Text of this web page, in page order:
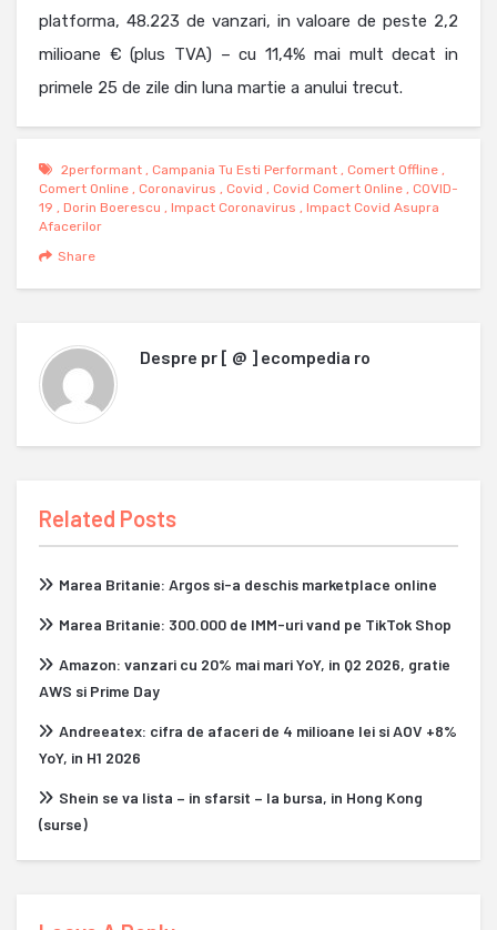
platforma, 48.223 de vanzari, in valoare de peste 2,2
milioane € (plus TVA) – cu 11,4% mai mult decat in
primele 25 de zile din luna martie a anului trecut.
2performant , Campania Tu Esti Performant , Comert Offline ,
Comert Online , Coronavirus , Covid , Covid Comert Online , COVID-
19 , Dorin Boerescu , Impact Coronavirus , Impact Covid Asupra
Afacerilor
Share
Despre pr [ @ ] ecompedia ro
Related Posts
Marea Britanie: Argos si-a deschis marketplace online
Marea Britanie: 300.000 de IMM-uri vand pe TikTok Shop
Amazon: vanzari cu 20% mai mari YoY, in Q2 2026, gratie
AWS si Prime Day
Andreeatex: cifra de afaceri de 4 milioane lei si AOV +8%
YoY, in H1 2026
Shein se va lista – in sfarsit – la bursa, in Hong Kong
(surse)